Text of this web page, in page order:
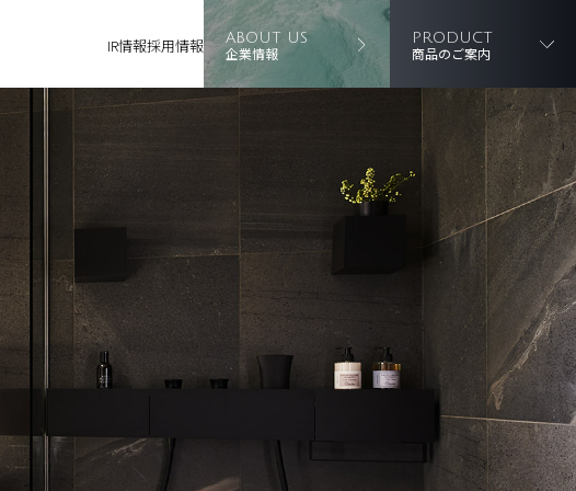
IR情報採用情報 ABOUT US
企業情報
PRODUCT
商品のご案内